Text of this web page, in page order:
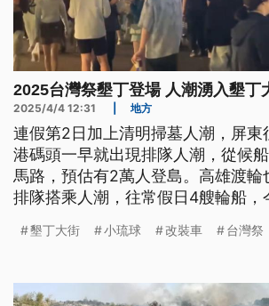
2025台灣祭墾丁登場 人潮湧入墾丁
2025/4/4 12:31 地方
連假第2日加上清明掃墓人潮，屏東
港碼頭一早就出現排隊人潮，從候
馬路，預估有2萬人登島。高雄渡輪
排隊搭乘人潮，往常假日4艘輪船，
動，恆春同樣湧入人潮，警方發現
重超速。
墾丁大街 小琉球 改裝車 台灣祭